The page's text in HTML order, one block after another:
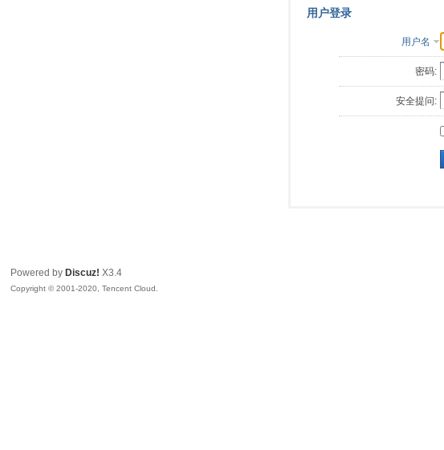
用户登录
用户名
密码:
安全提问:
Powered by Discuz! X3.4
Copyright © 2001-2020, Tencent Cloud.